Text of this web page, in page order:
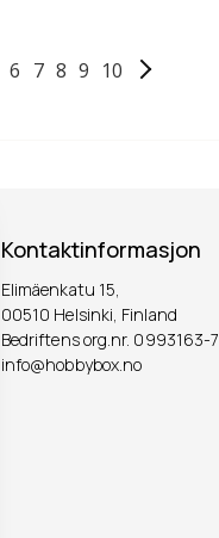
6 7 8 9 10
Kontaktinformasjon
Elimäenkatu 15,
00510 Helsinki, Finland
Bedriftens org.nr. 0993163-7
info@hobbybox.no